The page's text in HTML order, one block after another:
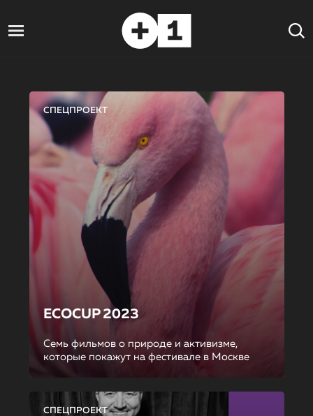
СПЕЦПРОЕКТ
ECOCUP 2023
Семь фильмов о природе и активизме,
которые покажут на фестивале в Москве
СПЕЦПРОЕКТ